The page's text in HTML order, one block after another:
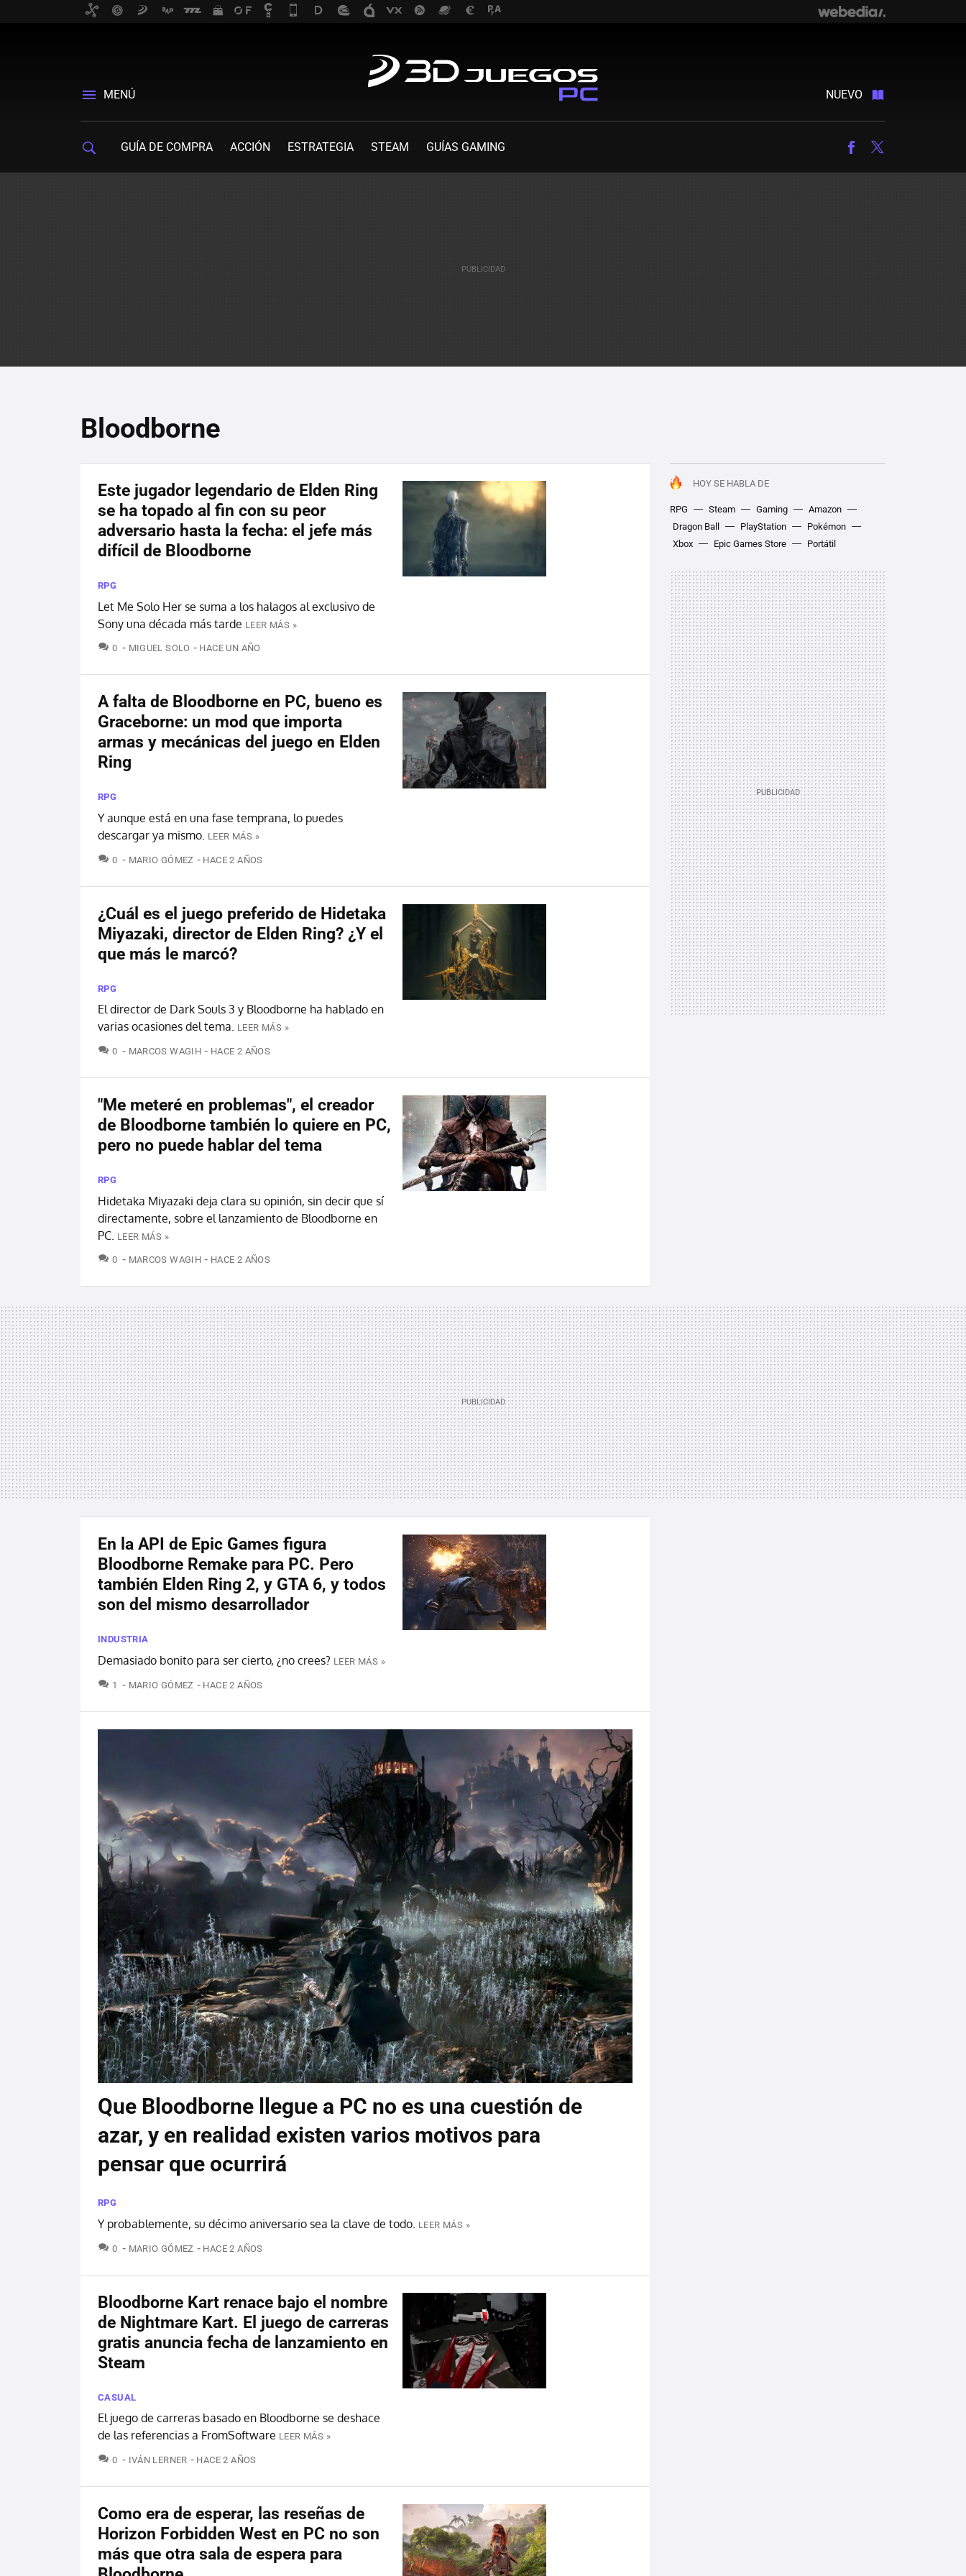
MENÚ NUEVO
GUÍA DE COMPRA ACCIÓN ESTRATEGIA STEAM GUÍAS GAMING Facebook
Bloodborne
HOY SE HABLA DE
RPG Steam Gaming
Amazon
Dragon Ball
PlayStation
Pokémon
Xbox
Epic Games Store Portátil
Este jugador legendario de Elden Ring
se ha topado al fin con su peor
adversario hasta la fecha: el jefe más
difícil de Bloodborne
RPG
Let Me Solo Her se suma a los halagos al exclusivo de
Sony una década más tarde LEER MÁS »
0 COMENTARIOS
MIGUEL SOLO HACE UN AÑO
A falta de Bloodborne en PC, bueno es
Graceborne: un mod que importa
armas y mecánicas del juego en Elden
Ring
RPG
Y aunque está en una fase temprana, lo puedes
descargar ya mismo. LEER MÁS »
0 COMENTARIOS
MARIO GÓMEZ HACE 2 AÑOS
¿Cuál es el juego preferido de Hidetaka
Miyazaki, director de Elden Ring? ¿Y el
que más le marcó?
RPG
El director de Dark Souls 3 y Bloodborne ha hablado en
varias ocasiones del tema. LEER MÁS »
0 COMENTARIOS
MARCOS WAGIH HACE 2 AÑOS
"Me meteré en problemas", el creador
de Bloodborne también lo quiere en PC,
pero no puede hablar del tema
RPG
Hidetaka Miyazaki deja clara su opinión, sin decir que sí
directamente, sobre el lanzamiento de Bloodborne en
PC. LEER MÁS »
0 COMENTARIOS
MARCOS WAGIH HACE 2 AÑOS
En la API de Epic Games figura
Bloodborne Remake para PC. Pero
también Elden Ring 2, y GTA 6, y todos
son del mismo desarrollador
INDUSTRIA
Demasiado bonito para ser cierto, ¿no crees? LEER MÁS »
1 COMENTARIOS
MARIO GÓMEZ HACE 2 AÑOS
Que Bloodborne llegue a PC no es una cuestión de
azar, y en realidad existen varios motivos para
pensar que ocurrirá
RPG
Y probablemente, su décimo aniversario sea la clave de todo. LEER MÁS »
0 COMENTARIOS
MARIO GÓMEZ HACE 2 AÑOS
Bloodborne Kart renace bajo el nombre
de Nightmare Kart. El juego de carreras
gratis anuncia fecha de lanzamiento en
Steam
CASUAL
El juego de carreras basado en Bloodborne se deshace
de las referencias a FromSoftware LEER MÁS »
0 COMENTARIOS
IVÁN LERNER HACE 2 AÑOS
Como era de esperar, las reseñas de
Horizon Forbidden West en PC no son
más que otra sala de espera para